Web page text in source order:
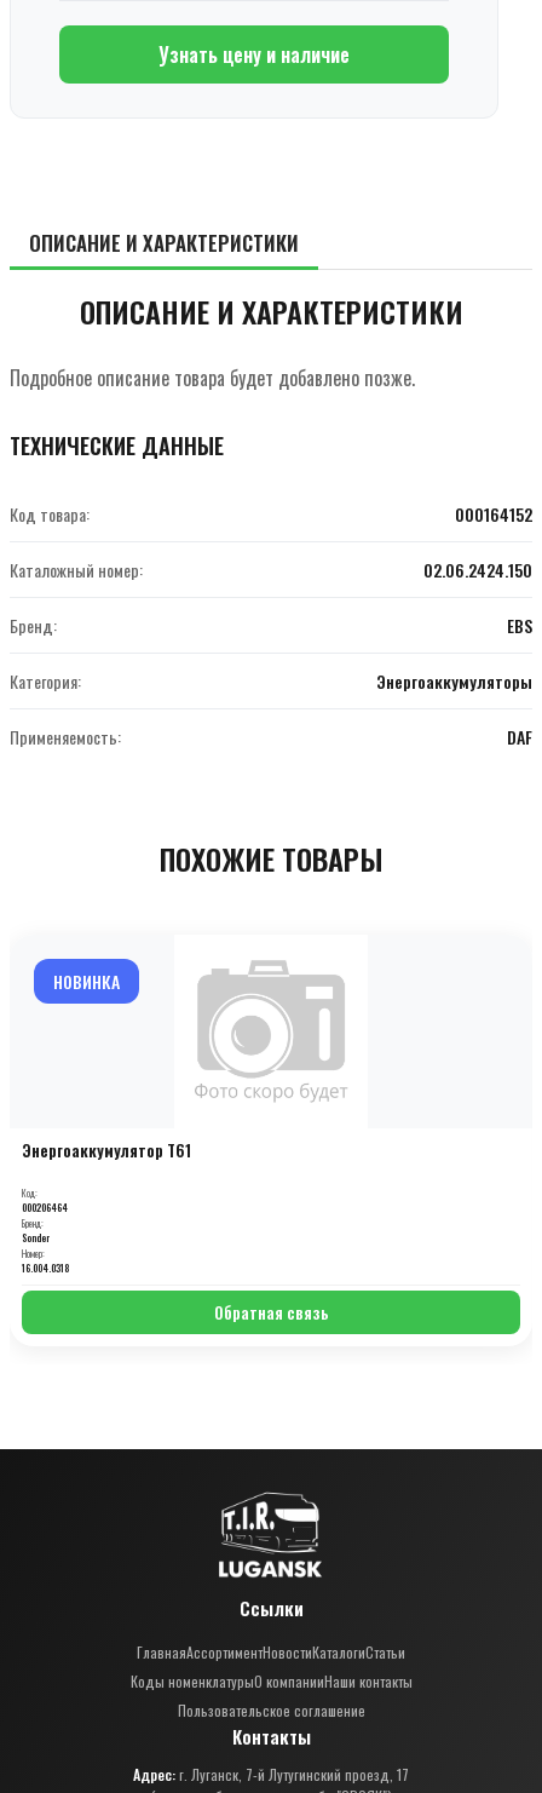
Узнать цену и наличие
ОПИСАНИЕ И ХАРАКТЕРИСТИКИ
ОПИСАНИЕ И ХАРАКТЕРИСТИКИ
Подробное описание товара будет добавлено позже.
ТЕХНИЧЕСКИЕ ДАННЫЕ
Код товара: 000164152
Каталожный номер: 02.06.2424.150
Бренд: EBS
Категория: Энергоаккумуляторы
Применяемость: DAF
ПОХОЖИЕ ТОВАРЫ
НОВИНКА
Энергоаккумулятор T61
Код:
000206464
Бренд:
Sonder
Номер:
16.004.0318
Обратная связь
Ссылки
ГлавнаяАссортиментНовостиКаталогиСтатьи
Коды номенклатурыО компанииНаши контакты
Пользовательское соглашение
Контакты
Адрес:г. Луганск, 7-й Лутугинский проезд, 17